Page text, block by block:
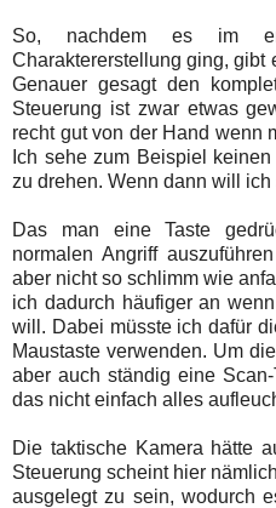
So, nachdem es im
Charaktererstellung ging, gibt
Genauer gesagt den
Steuerung ist zwar etwas
recht gut von der Hand wenn
Ich sehe zum Beispiel
zu drehen. Wenn dann will ich
Das man eine Taste
normalen Angriff
aber nicht so schlimm wie
ich dadurch häufiger an
will. Dabei müsste ich dafür
Maustaste verwenden. Um
aber auch ständig eine
das nicht einfach alles
Die taktische Kamera hätte
Steuerung scheint hier
ausgelegt zu sein, wodurch